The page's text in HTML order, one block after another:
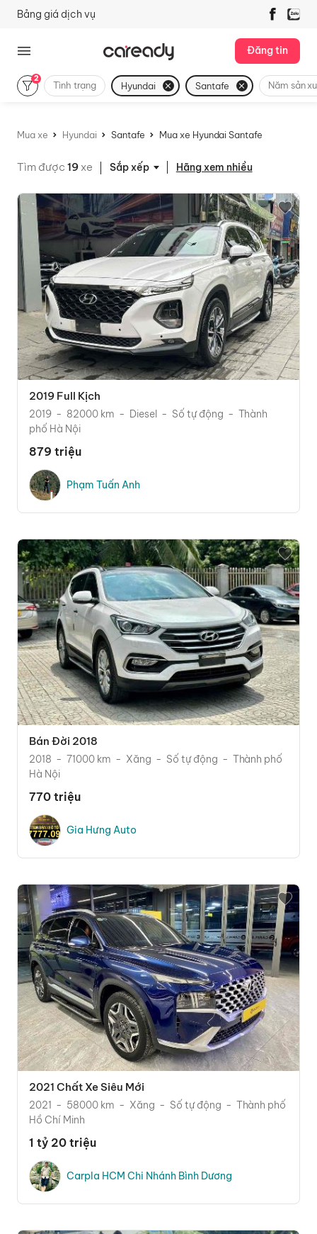
Bảng giá dịch vụ
Đăng tin
2
Tình trạng Hyundai Santafe Năm sản
Mua xe Hyundai Santafe Mua xe Hyundai Santafe
Tìm được 19xe Hãng xem nhiều
2019 Full Kịch
2019 82000 km Diesel Số tự động
Thành
phố Hà Nội
879 triệu
Phạm Tuấn Anh
Bán Đời 2018
2018 71000 km Xăng Số tự động
Thành phố
Hà Nội
770 triệu
Gia Hưng Auto
2021 Chất Xe Siêu Mới
2021 58000 km Xăng Số tự động
Thành phố
Hồ Chí Minh
1 tỷ 20 triệu
Carpla HCM Chi Nhánh Bình Dương